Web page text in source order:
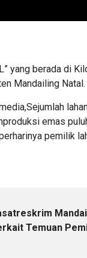
yang berada di
Mandailing Natal.
emas
pemilik
Temuan